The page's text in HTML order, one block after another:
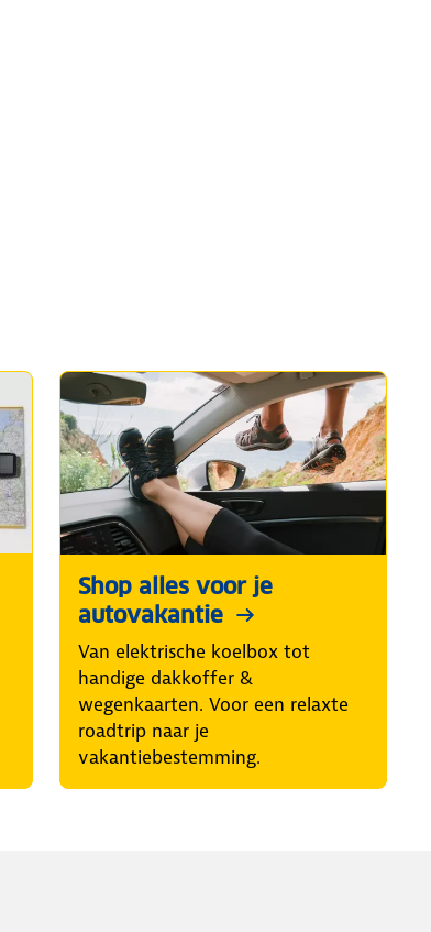
Shop alles voor je
autovakantie
Van elektrische koelbox tot
handige dakkoffer &
wegenkaarten. Voor een relaxte
roadtrip naar je
vakantiebestemming.